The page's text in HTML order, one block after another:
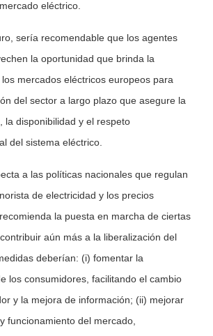
eléctrico.
sería recomendable que los agentes
la oportunidad que brinda la
mercados eléctricos europeos para
del sector a largo plazo que asegure la
la disponibilidad y el respeto
del sistema eléctrico.
a las políticas nacionales que regulan
de electricidad y los precios
la puesta en marcha de ciertas
aún más a la liberalización del
deberían: (i) fomentar la
los consumidores, facilitando el cambio
y la mejora de información; (ii) mejorar
funcionamiento del mercado,